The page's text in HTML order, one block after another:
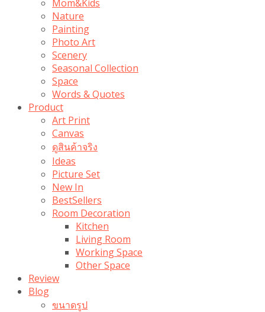
Mom&Kids
Nature
Painting
Photo Art
Scenery
Seasonal Collection
Space
Words & Quotes
Product
Art Print
Canvas
ดูสินค้าจริง
Ideas
Picture Set
New In
BestSellers
Room Decoration
Kitchen
Living Room
Working Space
Other Space
Review
Blog
ขนาดรูป